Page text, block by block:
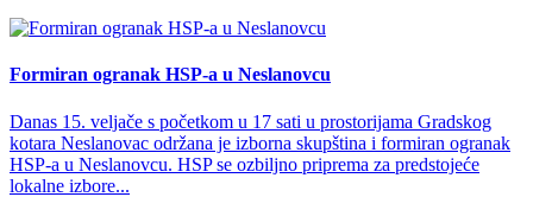
Formiran ogranak HSP-a u Neslanovcu
Danas 15. veljače s početkom u 17 sati u prostorijama Gradskog
kotara Neslanovac održana je izborna skupština i formiran ogranak
HSP-a u Neslanovcu. HSP se ozbiljno priprema za predstojeće
lokalne izbore...